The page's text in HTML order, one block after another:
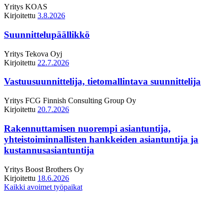
Yritys KOAS
Kirjoitettu 3.8.2026
Suunnittelupäällikkö
Yritys Tekova Oyj
Kirjoitettu 22.7.2026
Vastuusuunnittelija, tietomallintava suunnittelija
Yritys FCG Finnish Consulting Group Oy
Kirjoitettu 20.7.2026
Rakennuttamisen nuorempi asiantuntija,
yhteistoiminnallisten hankkeiden asiantuntija ja
kustannusasiantuntija
Yritys Boost Brothers Oy
Kirjoitettu 18.6.2026
Kaikki avoimet työpaikat